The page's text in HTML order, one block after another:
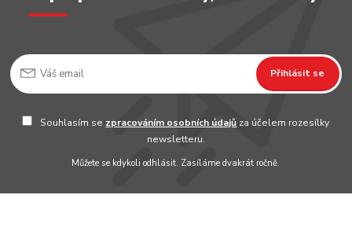
Přihlásit se
Souhlasím se zpracováním osobních údajů za účelem rozesílky
newsletteru.
Můžete se kdykoli odhlásit. Zasíláme dvakrát ročně.